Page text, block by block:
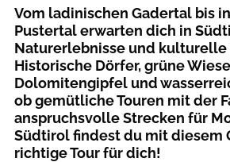
Vom ladinischen Gadertal bis
Pustertal erwarten dich in
Naturerlebnisse und kulturelle
Historische Dörfer, grüne
Dolomitengipfel und
ob gemütliche Touren mit der
anspruchsvolle Strecken für
Südtirol findest du mit diesem
richtige Tour für dich!